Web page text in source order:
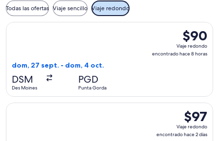
Todas las ofertas Viaje sencillo Viaje redondo
$90
Viaje
redondo,
$90
Viaje redondo
encontrado hace 8 horas
dom, 27 sept. - dom, 4 oct.
DSM
Des Moines
PGD
Punta Gorda
Seleccionar vuelo de Allegiant Air, con salida el dom, 27
$97
Viaje
redondo,
$97
Viaje redondo
encontrado hace 2 días
Seleccionar vuelo de Allegiant Air, con salida el dom, 27